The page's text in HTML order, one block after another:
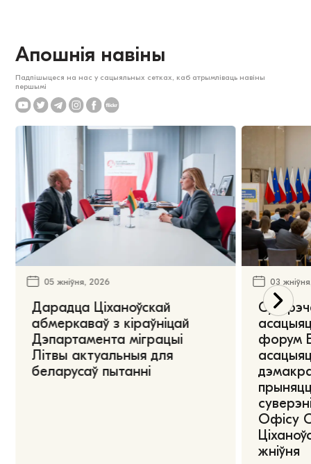
Апошнія навіны
Падпішыцеся на нас у сацыяльных сетках, каб атрымліваць навіны
першымі
05 жніўня, 2026
Дарадца Ціханоўскай
абмеркаваў з кіраўніцай
Дэпартамента міграцыі
Літвы актуальныя для
беларусаў пытанні
03
форум
Офісу
жніўня